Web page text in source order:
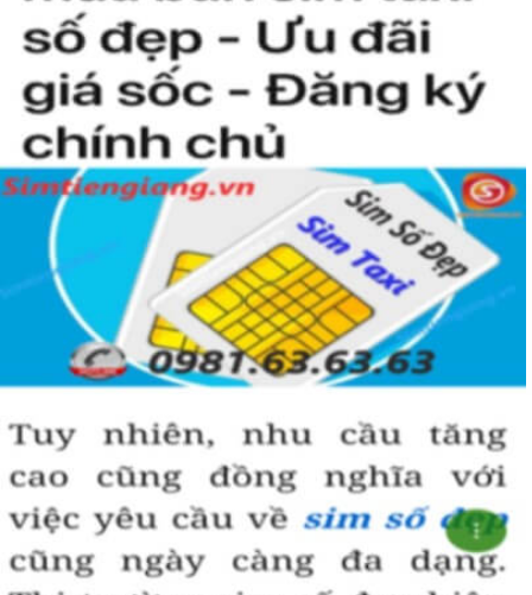
người khác cũng sẽ biết được vị trí của bạn trong xã hội là như thế
nào rồi?
Hướng dẫn mua Sim Tứ Quý 2 tại
Simtiengiang.vn.
Sim Tiền Giang là đơn vị cung cấp
Tứ Quý, sim giá rẻ uy
tín chất lượng.
Chọn mua sim số đẹp thường mất nhiều thời gian ở khoản lựa số,
một số phải vừa đẹp, vừa tốt về phong thủy thì mới là sim hoàn
hảo. Vậy phải làm sao?